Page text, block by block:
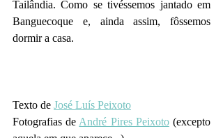
Tailândia. Como se tivéssemos jantado em
Banguecoque e, ainda assim, fôssemos
dormir a casa.
Texto de José Luís Peixoto
Fotografias de André Pires Peixoto (excepto